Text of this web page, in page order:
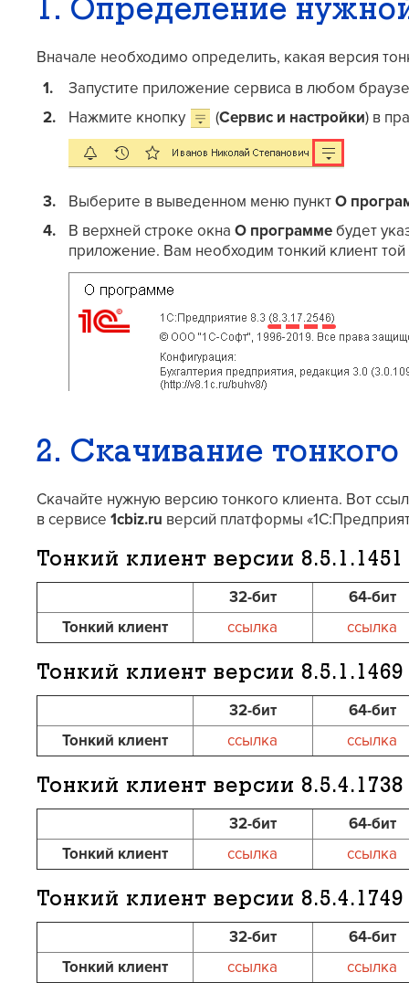
1. Определение
Вначале необходимо определить, какая версия
Запустите приложение сервиса в любом
Нажмите кнопку
(Сервис и настройки) в
Выберите в выведенном меню пунктО
В верхней строке окна О программебудет
приложение. Вам необходим тонкий клиент
2. Скачивание тонкого
Скачайте нужную версию тонкого клиента. Вот
в сервисе 1cbiz.ru версий платформы
Тонкий клиент версии 8.5.1.1451
32-бит
64-бит
Тонкий клиент
ссылка ссылка
Тонкий клиент версии 8.5.1.1469
32-бит
64-бит
Тонкий клиент
ссылка ссылка
Тонкий клиент версии 8.5.4.1738
32-бит
64-бит
Тонкий клиент
ссылка ссылка
Тонкий клиент версии 8.5.4.1749
32-бит
64-бит
Тонкий клиент
ссылка ссылка